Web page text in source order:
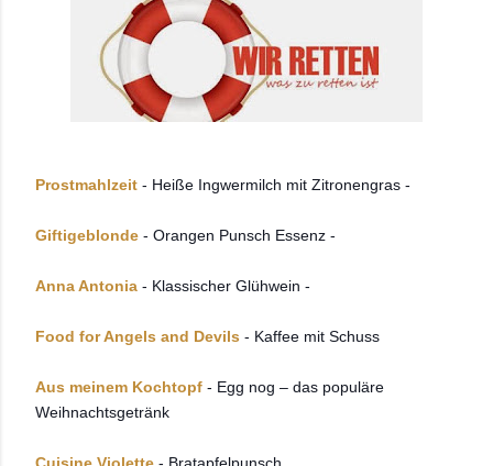
Prostmahlzeit - Heiße Ingwermilch mit Zitronengras -
Giftigeblonde - Orangen Punsch Essenz -
Anna Antonia - Klassischer Glühwein -
Food for Angels and Devils - Kaffee mit Schuss
Aus meinem Kochtopf - Egg nog – das populäre
Weihnachtsgetränk